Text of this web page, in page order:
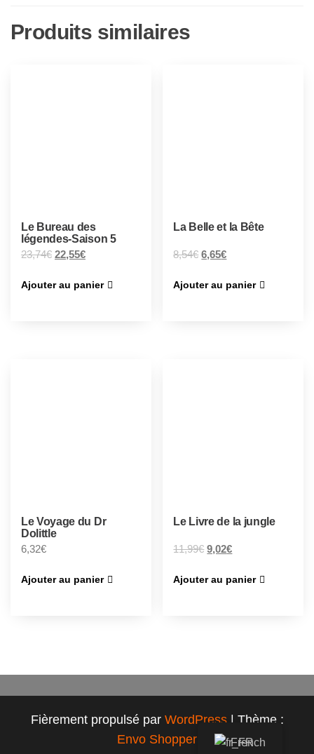
Produits similaires
Le Bureau des
légendes-Saison 5
23,74€ 22,55€
Ajouter au panier
La Belle et la Bête
8,54€ 6,65€
Ajouter au panier
Le Voyage du Dr
Dolittle
6,32€
Ajouter au panier
Le Livre de la jungle
11,99€ 9,02€
Ajouter au panier
Fièrement propulsé par WordPress | Thème :
Envo Shopper
French